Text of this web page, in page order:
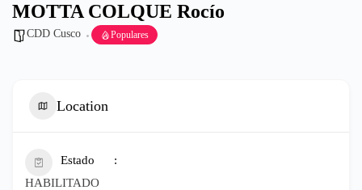
MOTTA COLQUE Rocío
CDD Cusco Populares
Location
Estado
HABILITADO